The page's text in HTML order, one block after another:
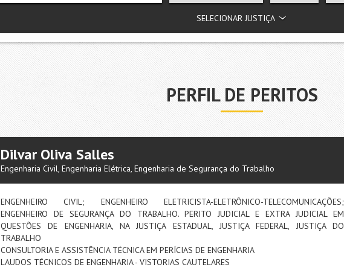
SELECIONAR JUSTIÇA
PERFIL DE PERITOS
Dilvar Oliva Salles
Engenharia Civil, Engenharia Elétrica, Engenharia de Segurança do Trabalho
ENGENHEIRO CIVIL; ENGENHEIRO ELETRICISTA-ELETRÔNICO-TELECOMUNICAÇÕES;
ENGENHEIRO DE SEGURANÇA DO TRABALHO. PERITO JUDICIAL E EXTRA JUDICIAL EM
QUESTÕES DE ENGENHARIA, NA JUSTIÇA ESTADUAL, JUSTIÇA FEDERAL, JUSTIÇA DO
TRABALHO
CONSULTORIA E ASSISTÊNCIA TÉCNICA EM PERÍCIAS DE ENGENHARIA
LAUDOS TÉCNICOS DE ENGENHARIA - VISTORIAS CAUTELARES